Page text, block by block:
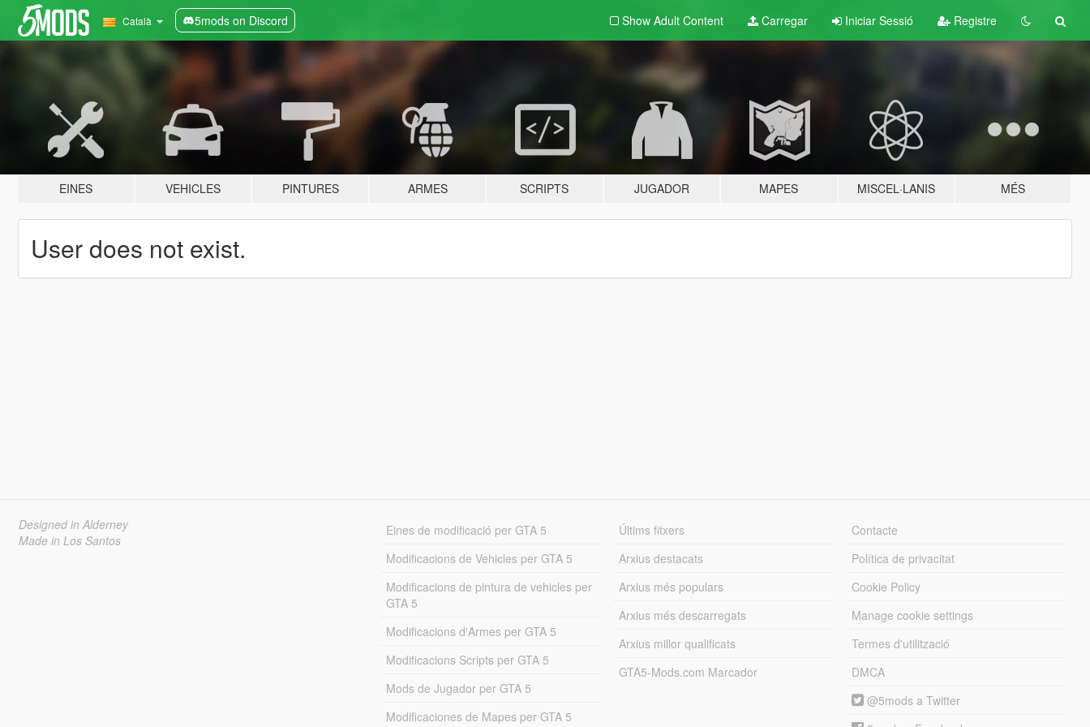
Català 5mods on Discord Show Adult Content Carregar Iniciar Sessió Registre
EINES VEHICLES PINTURES ARMES SCRIPTS JUGADOR MAPES MISCEL·LANIS MÉS
User does not exist.
Designed in Alderney
Made in Los Santos
Eines de modificació per GTA 5
Modificacions de Vehicles per GTA 5
Modificacions de pintura de vehicles per
GTA 5
Modificacions d'Armes per GTA 5
Modificacions Scripts per GTA 5
Mods de Jugador per GTA 5
Modificaciones de Mapes per GTA 5
Últims fitxers
Arxius destacats
Arxius més populars
Arxius més descarregats
Arxius millor qualificats
GTA5-Mods.com Marcador
Contacte
Política de privacitat
Cookie Policy
Manage cookie settings
Termes d'utilització
DMCA
@5mods a Twitter